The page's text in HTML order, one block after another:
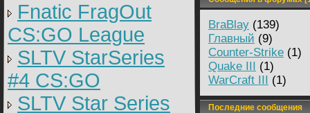
Fnatic FragOut
CS:GO League
SLTV StarSeries
#4 CS:GO
SLTV Star Series
BraBlay (139)
Главный (9)
Counter-Strike (1)
Quake III (1)
WarCraft III (1)
Последние сообщения